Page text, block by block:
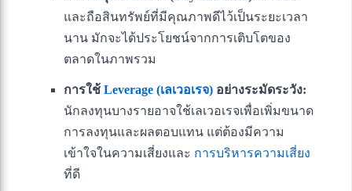
และถือสินทรัพย์ที่มีคุณภาพดีไว้เป็นระยะเวลา
นาน มักจะได้ประโยชน์จากการเติบโตของ
ตลาดในภาพรวม
การใช้ Leverage (เลเวอเรจ) อย่างระมัดระวัง:
นักลงทุนบางรายอาจใช้เลเวอเรจเพื่อเพิ่มขนาด
การลงทุนและผลตอบแทน แต่ต้องมีความ
เข้าใจในความเสี่ยงและ การบริหารความเสี่ยง
ที่ดี